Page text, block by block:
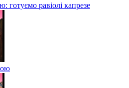
готуємо равіолі капрезе